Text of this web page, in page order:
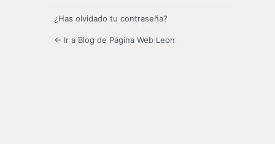
¿Has olvidado tu contraseña?
← Ir a Blog de Página Web Leon